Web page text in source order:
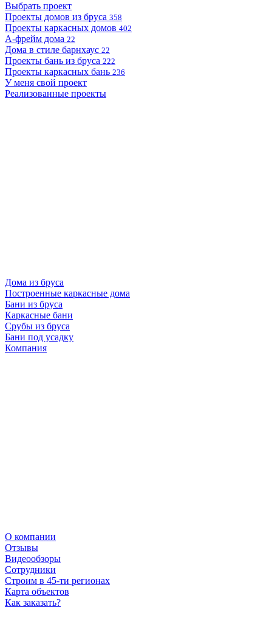
Выбрать проект
Проекты домов из бруса 358
Проекты каркасных домов 402
А-фрейм дома 22
Дома в стиле барнхаус 22
Проекты бань из бруса 222
Проекты каркасных бань 236
У меня свой проект
Реализованные проекты
Дома из бруса
Построенные каркасные дома
Бани из бруса
Каркасные бани
Срубы из бруса
Бани под усадку
Компания
О компании
Отзывы
Видеообзоры
Сотрудники
Строим в 45-ти регионах
Карта объектов
Как заказать?